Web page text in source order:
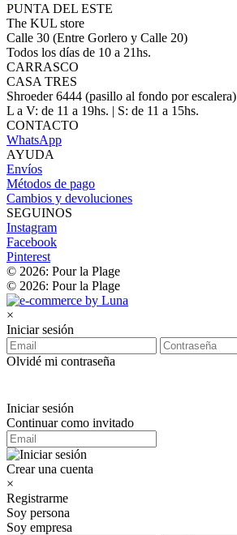
PUNTA DEL ESTE
The KUL store
Calle 30 (Entre Gorlero y Calle 20)
Todos los días de 10 a 21hs.
CARRASCO
CASA TRES
Shroeder 6444 (pasillo al fondo por escalera)
L a V: de 11 a 19hs. | S: de 11 a 15hs.
CONTACTO
WhatsApp
AYUDA
Envíos
Métodos de pago
Cambios y devoluciones
SEGUINOS
Instagram
Facebook
Pinterest
© 2026: Pour la Plage
© 2026: Pour la Plage
×
Iniciar sesión
Olvidé mi contraseña
Iniciar sesión
Continuar como invitado
Crear una cuenta
×
Registrarme
Soy persona
Soy empresa